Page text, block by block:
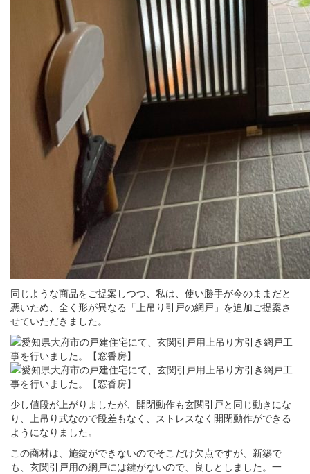
同じような商品をご提案しつつ、私は、使い勝手が今のままだと
悪いため、全く形が異なる「上吊り引戸の網戸」を追加ご提案さ
せていただきました。
少し値段が上がりましたが、開閉動作も玄関引戸と同じ動きにな
り、上吊り式なので段差もなく、ストレスなく開閉動作ができる
ようになりました。
この商材は、施錠ができないのでそこだけ欠点ですが、新築で
も、玄関引戸用の網戸には鍵がないので、良しとしました。一